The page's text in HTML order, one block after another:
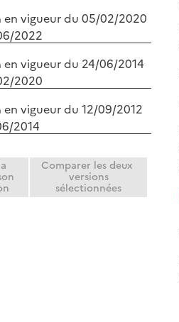
en vigueur du 05/02/2020
2022
en vigueur du 24/06/2014
2020
en vigueur du 12/09/2012
2014
Comparer les deux
versions
sélectionnées